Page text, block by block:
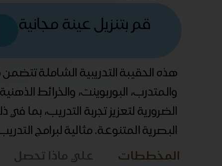
قم بتنزيل عينة مجانية
هذه الحقيبة التدريبية الشاملة
والمتدرب، البوربوينت، والخرائط
الضرورية لتعزيز تجربة التدريب، بما
البصرية المتنوعة. مثالية لبرامج
المخططات علي ماذا تحصل